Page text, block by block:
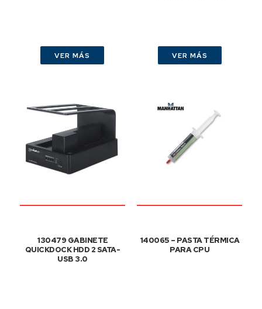
VER MÁS VER MÁS
130479 GABINETE
QUICKDOCK HDD 2 SATA-
USB 3.0
140065 – PASTA TÉRMICA
PARA CPU